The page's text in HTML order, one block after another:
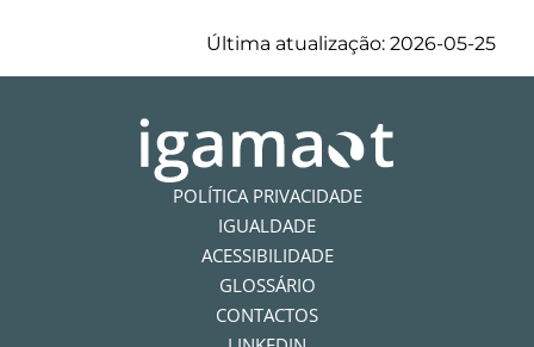
Última atualização: 2026-05-25
POLÍTICA PRIVACIDADE
IGUALDADE
ACESSIBILIDADE
GLOSSÁRIO
CONTACTOS